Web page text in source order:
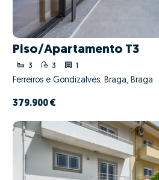
Piso/Apartamento T3
3 3 1
Ferreiros e Gondizalves, Braga, Braga
379.900 €